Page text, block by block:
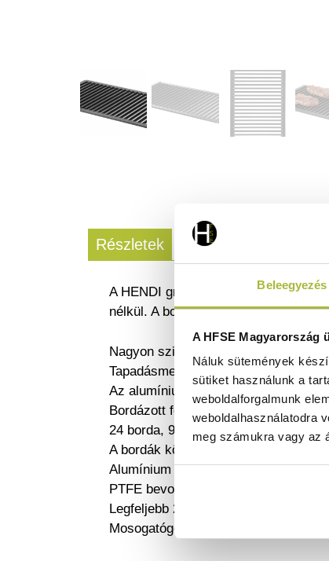
Beleegyezés
A HFSE Magyarország
Náluk sütemények
sütiket használunk a
weboldalforgalmunk
weboldalhasználatodra
meg számukra vagy az
Részletek Letölthető
A HENDI grillrács KONVECTOMAT
nélkül. A bordázott kialakítás
Nagyon szilárd és tartós
Tapadásmentes bevonat
Az alumínium egyenletes hőelosztást
Bordázott felület – lehetővé teszi,
24 borda, 9 mm vastag.
A bordák közötti tér: 13 mm.
Alumínium ötvözetből készült.
PTFE bevonattal ellátott felület.
Legfeljebb 200 °C-os
Mosogatógépben nem mosható.